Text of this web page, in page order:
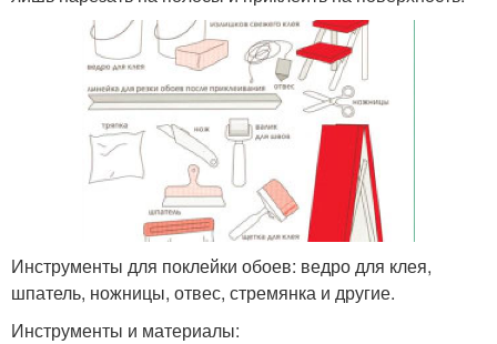
Инструменты для поклейки обоев: ведро для клея,
шпатель, ножницы, отвес, стремянка и другие.
Инструменты и материалы: